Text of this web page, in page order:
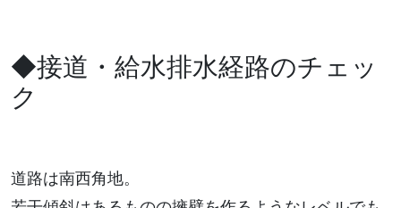
◆接道・給水排水経路のチェッ
ク
道路は南西角地。